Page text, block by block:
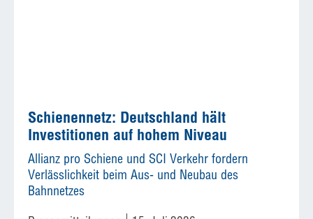
Schienennetz: Deutschland hält
Investitionen auf hohem Niveau
Allianz pro Schiene und SCI Verkehr fordern
Verlässlichkeit beim Aus- und Neubau des
Bahnnetzes